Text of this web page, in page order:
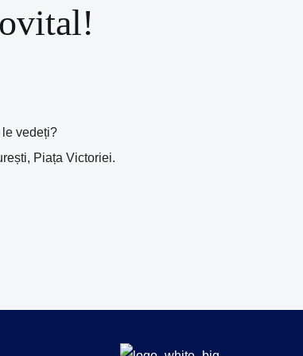
vedeți?
Piața Victoriei.